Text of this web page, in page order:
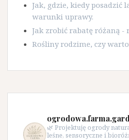
Jak, gdzie, kiedy posadzić
warunki uprawy.
Jak zrobić rabatę różaną -
Rośliny rodzime, czy
🌿 Projektuję ogrody
leśne, sensoryczne i